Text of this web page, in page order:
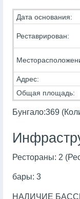
Дата основания:
Реставрирован:
Адрес:
Общая площадь:
Бунгало:369
Рестораны: 2
бары: 3
НАЛИЧИЕ